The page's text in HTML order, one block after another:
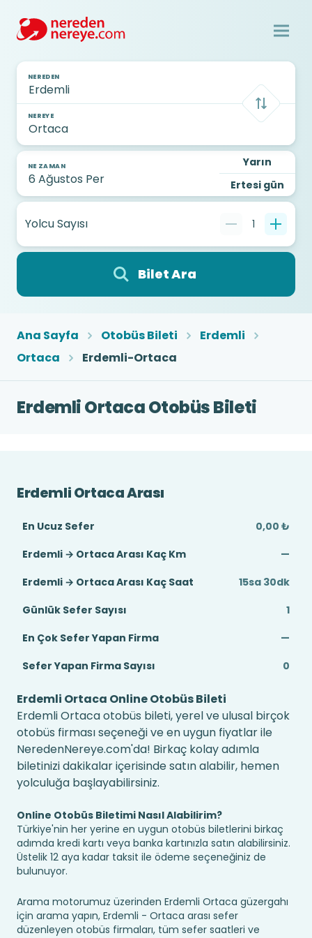
NEREDEN
NEREYE
NE ZAMAN
Yarın
Ertesi gün
Yolcu Sayısı 1
Bilet Ara
Ana Sayfa Otobüs Bileti
Erdemli
Ortaca
Erdemli-Ortaca
Erdemli Ortaca Otobüs Bileti
Erdemli Ortaca Arası
En Ucuz Sefer
0,00 ₺
Erdemli → Ortaca Arası Kaç Km
—
Erdemli → Ortaca Arası Kaç Saat
15sa 30dk
Günlük Sefer Sayısı
1
En Çok Sefer Yapan Firma
—
Sefer Yapan Firma Sayısı
0
Erdemli Ortaca Online Otobüs Bileti
Erdemli Ortaca otobüs bileti, yerel ve ulusal birçok
otobüs firması seçeneği ve en uygun fiyatlar ile
NeredenNereye.com'da! Birkaç kolay adımla
biletinizi dakikalar içerisinde satın alabilir, hemen
yolculuğa başlayabilirsiniz.
Online Otobüs Biletimi Nasıl Alabilirim?
Türkiye'nin her yerine en uygun otobüs biletlerini birkaç
adımda kredi kartı veya banka kartınızla satın alabilirsiniz.
Üstelik 12 aya kadar taksit ile ödeme seçeneğiniz de
bulunuyor.
Arama motorumuz üzerinden Erdemli Ortaca güzergahı
için arama yapın, Erdemli - Ortaca arası sefer
düzenleyen otobüs firmaları, tüm sefer saatleri ve